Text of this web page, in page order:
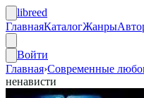
libreed
ГлавнаяКаталогЖанры
Войти
Главная›Современные
ненависти